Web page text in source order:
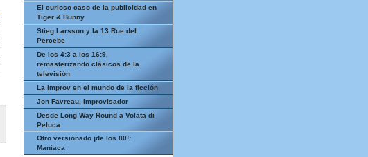
El curioso caso de la publicidad en
Tiger & Bunny
Stieg Larsson y la 13 Rue del
Percebe
De los 4:3 a los 16:9,
remasterizando clásicos de la
televisión
La improv en el mundo de la ficción
Jon Favreau, improvisador
Desde Long Way Round a Volata di
Peluca
Otro versionado ¡de los 80!:
Maníaca